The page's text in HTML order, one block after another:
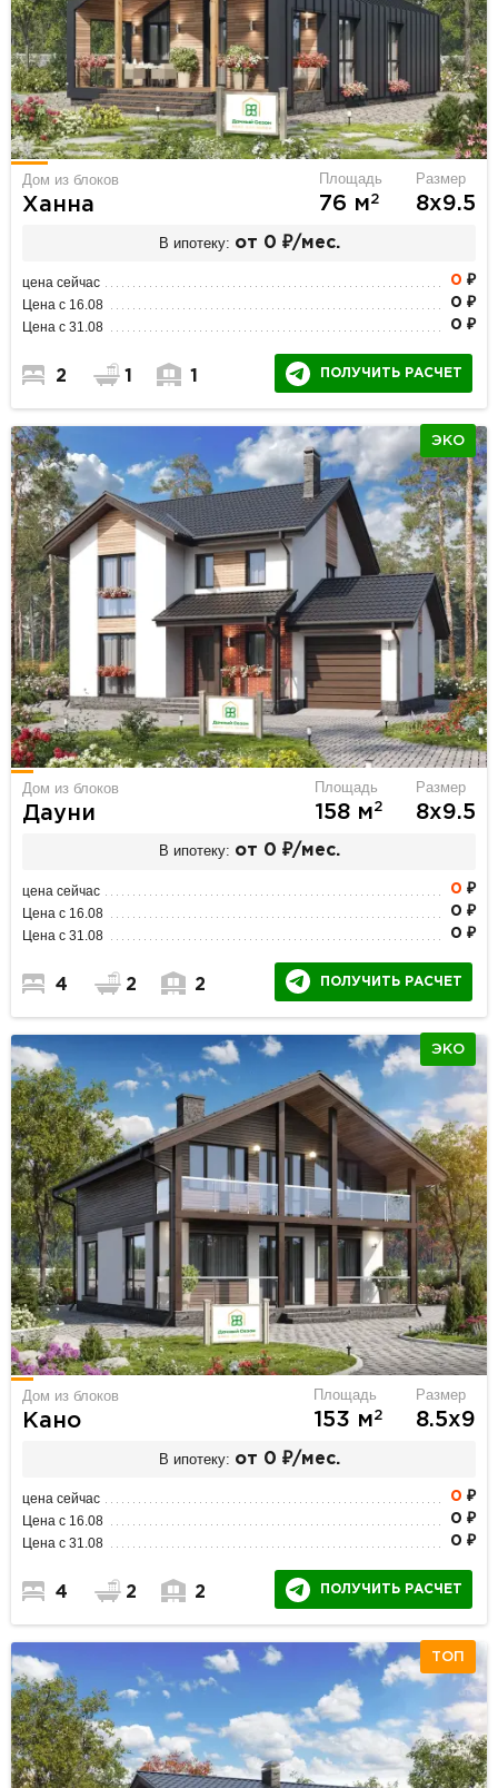
Дом из блоков
Ханна
Площадь
76 м2
Размер
8х9.5
В ипотеку: от 0 ₽/мес.
цена сейчас 0 ₽
Цена с 16.08 0 ₽
Цена с 31.08 0 ₽
2 1 1 ПОЛУЧИТЬ РАСЧЕТ
ЭКО
Дом из блоков
Дауни
Площадь
158 м2
Размер
8х9.5
В ипотеку: от 0 ₽/мес.
цена сейчас 0 ₽
Цена с 16.08 0 ₽
Цена с 31.08 0 ₽
4 2 2 ПОЛУЧИТЬ РАСЧЕТ
ЭКО
Дом из блоков
Кано
Площадь
153 м2
Размер
8.5х9
В ипотеку: от 0 ₽/мес.
цена сейчас 0 ₽
Цена с 16.08 0 ₽
Цена с 31.08 0 ₽
4 2 2 ПОЛУЧИТЬ РАСЧЕТ
ТОП